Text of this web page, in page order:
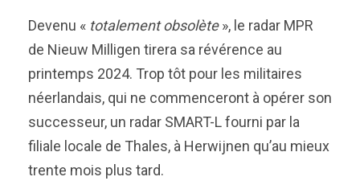
Devenu « totalement obsolète», le radar MPR
de Nieuw Milligen tirera sa révérence au
printemps 2024. Trop tôt pour les militaires
néerlandais, qui ne commenceront à opérer son
successeur, un radar SMART-L fourni par la
filiale locale de Thales, à Herwijnen qu’au mieux
trente mois plus tard.